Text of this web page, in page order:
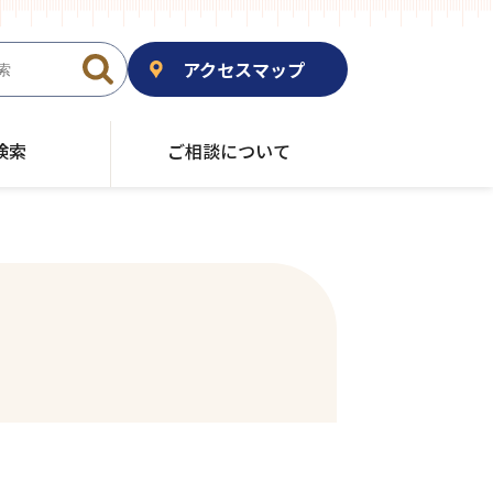
アクセスマップ
索 ご相談について